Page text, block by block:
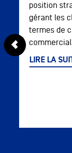
position
gérant les
termes de
LIRE LA